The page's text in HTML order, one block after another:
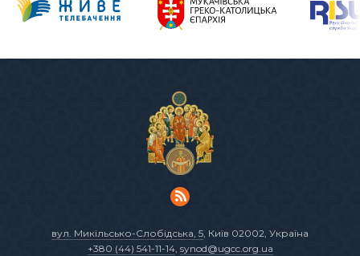
вул. Микільсько-Слобідська, 5, Київ 02002, Україна
+380 (44) 541-11-14, synod@ugcc.org.ua